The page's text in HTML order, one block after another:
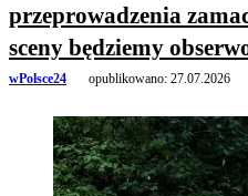
przeprowadzenia
sceny będziemy
wPolsce24 opublikowano: 27.07.2026